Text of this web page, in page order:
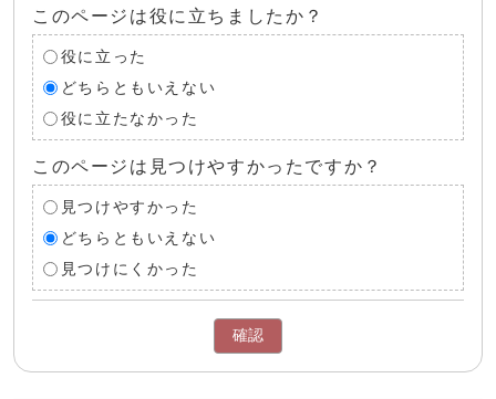
このページは役に立ちましたか？
役に立った
どちらともいえない
役に立たなかった
このページは見つけやすかったですか？
見つけやすかった
どちらともいえない
見つけにくかった
確認